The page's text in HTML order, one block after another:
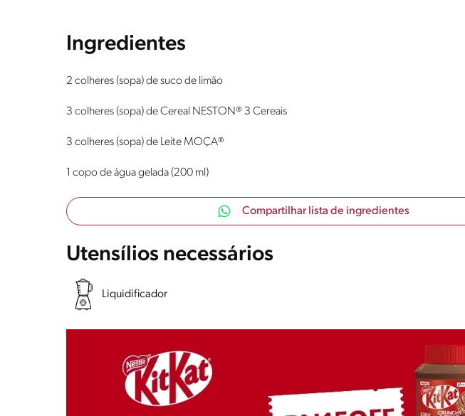
Ingredientes
2 colheres (sopa) de suco de limão
3 colheres (sopa) de Cereal NESTON® 3 Cereais
3 colheres (sopa) de Leite MOÇA®
1 copo de água gelada (200 ml)
Compartilhar lista de ingredientes
Utensílios necessários
Liquidificador